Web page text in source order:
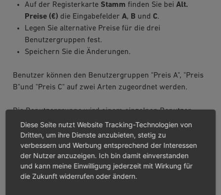
Auf der Registerkarte Stamm finden Sie bei Alt.
Preise (€) die Eingabefelder A, B und C.
Legen Sie alternative Preise für die drei
Benutzergruppen fest.
Speichern Sie die Änderungen.
Benutzer können den Benutzergruppen "Preis A", "Preis
B"und "Preis C" auf zwei Arten zugeordnet werden.
Die Benutzergruppe wird einem einzelnen Benutzer
zugewiesen.
Gehen Sie zu Benutzer verwalten ‣ Benutzer.
Wählen Sie den gewünschten Benutzer aus der
Benutzerliste.
Diese Seite nutzt Website Tracking-Technologien von
Dritten, um ihre Dienste anzubieten, stetig zu
verbessern und Werbung entsprechend der Interessen
der Nutzer anzuzeigen. Ich bin damit einverstanden
und kann meine Einwilligung jederzeit mit Wirkung für
die Zukunft widerrufen oder ändern.